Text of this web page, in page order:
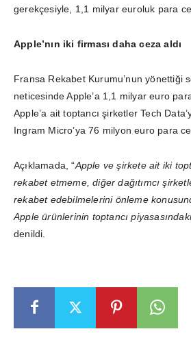
gerekçesiyle, 1,1 milyar euroluk para
Apple’nın iki firması daha ceza aldı
Fransa Rekabet Kurumu’nun yönettiği
neticesinde Apple’a 1,1 milyar euro
Apple’a ait toptancı şirketler Tech
Ingram Micro’ya 76 milyon euro para
Açıklamada, “Apple ve şirkete ait iki
rekabet etmeme, diğer dağıtımcı
rekabet edebilmelerini önleme
Apple ürünlerinin toptancı
denildi.